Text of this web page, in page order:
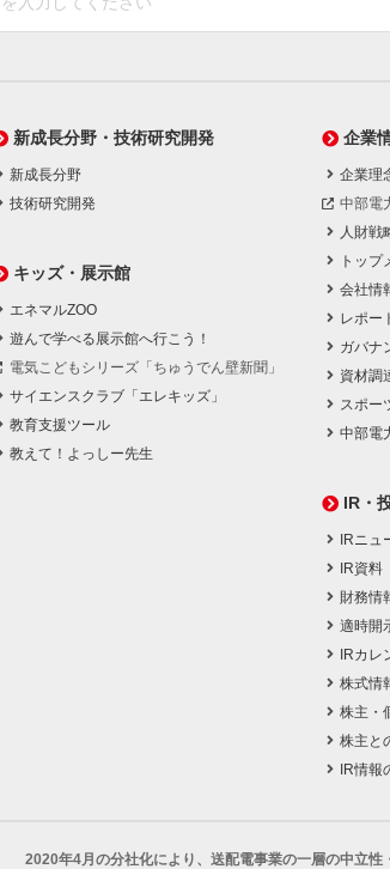
新成長分野・技術研究開発
新成長分野
技術研究開発
キッズ・展示館
エネマルZOO
遊んで学べる展示館へ行こう！
電気こどもシリーズ「ちゅうでん壁新聞」
サイエンスクラブ「エレキッズ」
教育支援ツール
教えて！よっしー先生
企業
企業理
中部電
人財戦
トップ
会社情
レポー
ガバナ
資材調
スポー
中部電
IR・
IRニュ
IR資料
財務情
適時開
IRカレ
株式情
株主・
株主と
IR情報
2020年4月の分社化により、 送配電事業の一層の中立性